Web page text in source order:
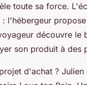
toute sa force.
l'hébergeur
découvre le
son produit à des
d'achat ?